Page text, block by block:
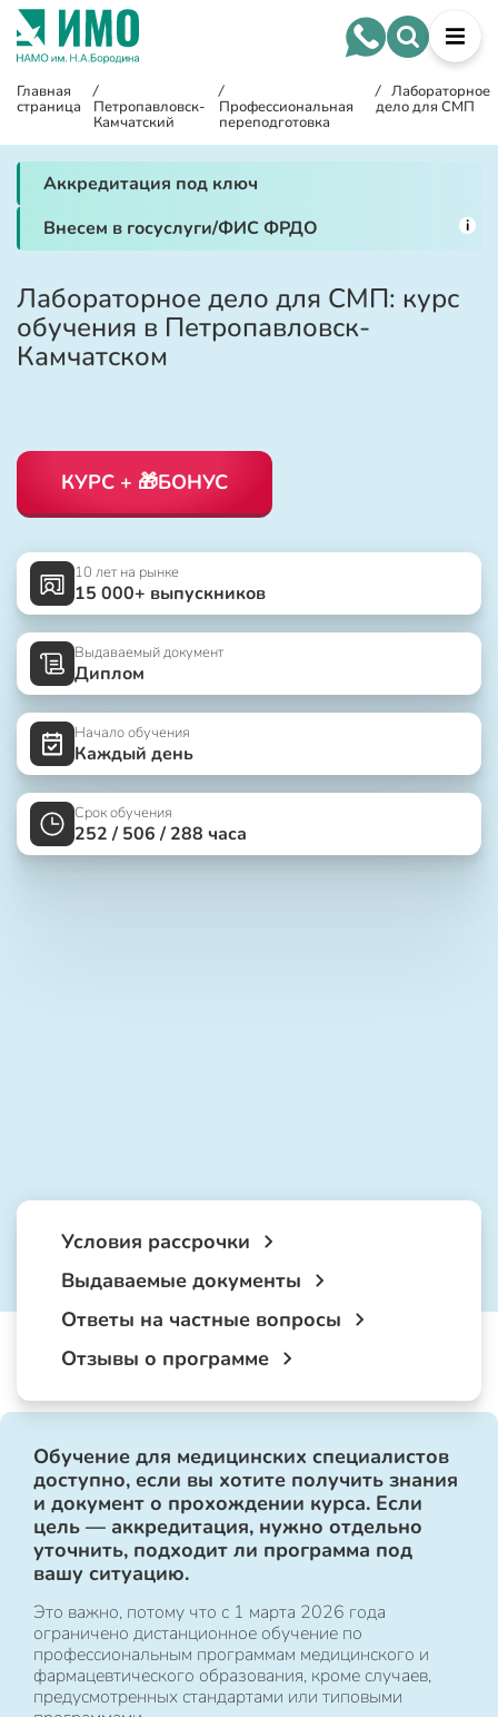
Главная
страница
/
Петропавловск-
Камчатский
/
Профессиональная
переподготовка
/ Лабораторное
дело для СМП
Аккредитация под ключ
Внесем в госуслуги/ФИС ФРДО
i
Лабораторное дело для СМП: курс
обучения в Петропавловск-
Камчатском
КУРС + 🎁БОНУС
10 лет на рынке
15 000+ выпускников
Выдаваемый документ
Диплом
Начало обучения
Каждый день
Срок обучения
252 / 506 / 288 часа
Условия рассрочки
Выдаваемые документы
Ответы на частные вопросы
Отзывы о программе
Обучение для медицинских специалистов
доступно, если вы хотите получить знания
и документ о прохождении курса. Если
цель — аккредитация, нужно отдельно
уточнить, подходит ли программа под
вашу ситуацию.
Это важно, потому что с 1 марта 2026 года
ограничено дистанционное обучение по
профессиональным программам медицинского и
фармацевтического образования, кроме случаев,
предусмотренных стандартами или типовыми